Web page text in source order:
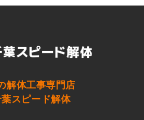
解体工事専門店
スピード解体